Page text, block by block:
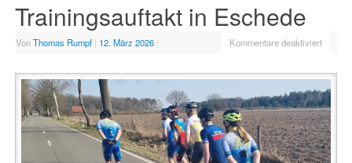
Trainingsauftakt in Eschede
VonThomas Rumpf | 12. März 2026 | Kommentare deaktiviert